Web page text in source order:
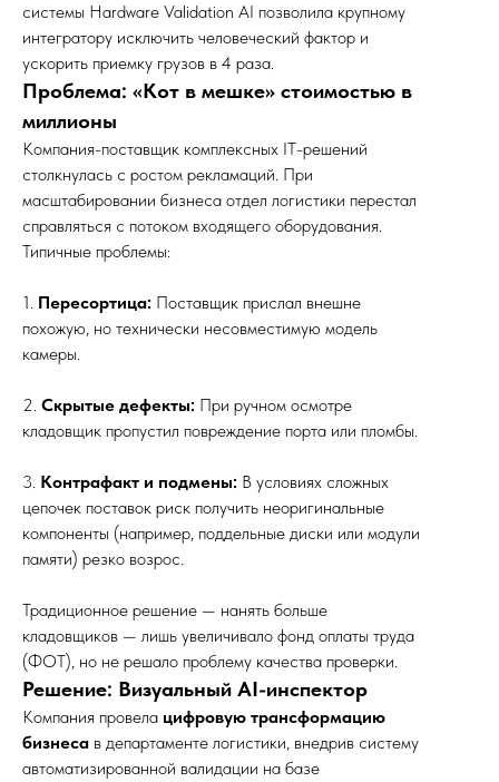
системы Hardware Validation AI позволила крупному
интегратору исключить человеческий фактор и
ускорить приемку грузов в 4 раза.
Проблема: «Кот в мешке» стоимостью в
миллионы
Компания-поставщик комплексных IT-решений
столкнулась с ростом рекламаций. При
масштабировании бизнеса отдел логистики перестал
справляться с потоком входящего оборудования.
Типичные проблемы:
1. Пересортица: Поставщик прислал внешне
похожую, но технически несовместимую модель
камеры.
2. Скрытые дефекты: При ручном осмотре
кладовщик пропустил повреждение порта или пломбы.
3. Контрафакт и подмены: В условиях сложных
цепочек поставок риск получить неоригинальные
компоненты (например, поддельные диски или модули
памяти) резко возрос.
Традиционное решение — нанять больше
кладовщиков — лишь увеличивало фонд оплаты труда
(ФОТ), но не решало проблему качества проверки.
Решение: Визуальный AI-инспектор
Компания провела цифровую трансформацию
бизнеса в департаменте логистики, внедрив систему
автоматизированной валидации на базе